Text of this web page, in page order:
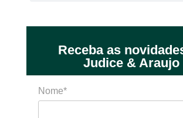
Receba as
Judice & Araujo
Nome*